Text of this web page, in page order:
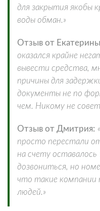
для закрытия якобы
воды обман.»
Отзыв от
оказался крайне
вывести средства,
причины для
документы не по
чем. Никому не
Отзыв от Дмитрия:
просто перестали
на счету
дозвониться, но
что такие
людей.»